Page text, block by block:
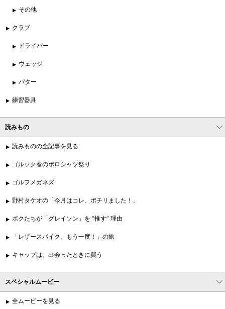
その他
クラブ
ドライバー
ウェッジ
パター
練習器具
読みもの
読みものの全記事を見る
ゴルック春のポロシャツ祭り
ゴルフメガネズ
野村タケオの「今月はコレ、ポチリました！」
ボクたちが「グレイソン」を “推す” 理由
「レザースパイク、もう一度！」の旅
キャップは、出会ったときに買う
スペシャルムービー
全ムービーを見る